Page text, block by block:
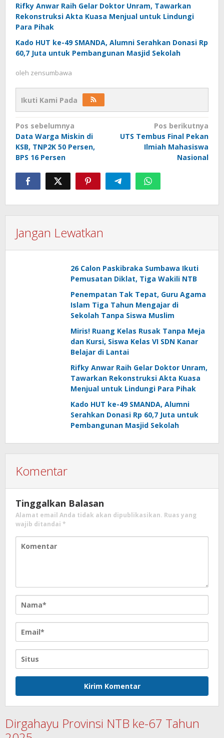
Rifky Anwar Raih Gelar Doktor Unram, Tawarkan
Rekonstruksi Akta Kuasa Menjual untuk Lindungi
Para Pihak
Kado HUT ke-49 SMANDA, Alumni Serahkan Donasi Rp
60,7 Juta untuk Pembangunan Masjid Sekolah
oleh zensumbawa
Ikuti Kami Pada
Navigasi
pos
Pos sebelumnya
Data Warga Miskin di
KSB, TNP2K 50 Persen,
BPS 16 Persen
Pos berikutnya
UTS Tembus Final Pekan
Ilmiah Mahasiswa
Nasional
Jangan Lewatkan
26 Calon Paskibraka Sumbawa Ikuti
Pemusatan Diklat, Tiga Wakili NTB
Penempatan Tak Tepat, Guru Agama
Islam Tiga Tahun Mengajar di
Sekolah Tanpa Siswa Muslim
Miris! Ruang Kelas Rusak Tanpa Meja
dan Kursi, Siswa Kelas VI SDN Kanar
Belajar di Lantai
Rifky Anwar Raih Gelar Doktor Unram,
Tawarkan Rekonstruksi Akta Kuasa
Menjual untuk Lindungi Para Pihak
Kado HUT ke-49 SMANDA, Alumni
Serahkan Donasi Rp 60,7 Juta untuk
Pembangunan Masjid Sekolah
Komentar
Tinggalkan Balasan
Alamat email Anda tidak akan dipublikasikan. Ruas yang
wajib ditandai *
Dirgahayu Provinsi NTB ke-67 Tahun